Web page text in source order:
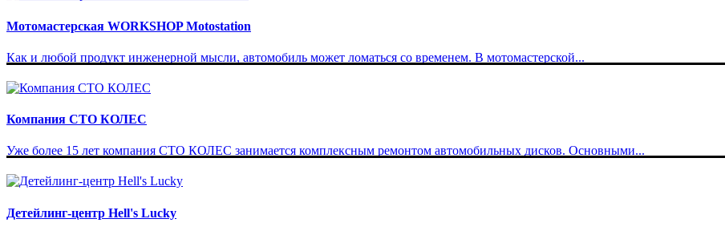
Мотомастерская WORKSHOP Motostation
Как и любой продукт инженерной мысли, автомобиль может ломаться со временем. В мотомастерской...
Компания СТО КОЛЕС
Уже более 15 лет компания СТО КОЛЕС занимается комплексным ремонтом автомобильных дисков. Основными...
Детейлинг-центр Hell's Lucky